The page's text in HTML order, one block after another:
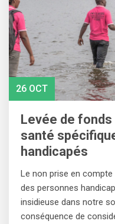
26 OCT
Levée de
santé
handicapés
Le non prise en
des personnes
insidieuse dans notre
conséquence de